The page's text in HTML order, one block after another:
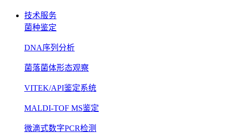
技术服务
菌种鉴定
DNA序列分析
菌落菌体形态观察
VITEK/API鉴定系统
MALDI-TOF MS鉴定
微滴式数字PCR检测